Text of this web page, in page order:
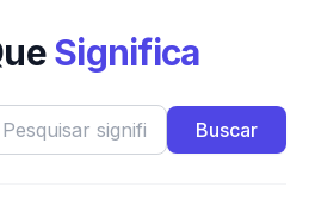
Significa
Buscar